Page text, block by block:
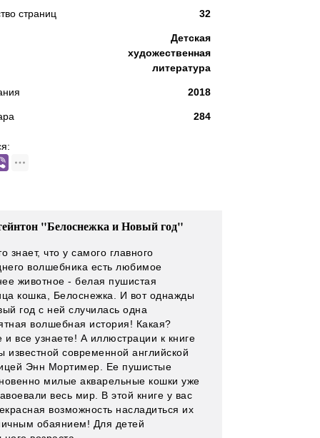
страниц 32
Детская
художественная
литература
2018
284
"Белоснежка и Новый год"
знает, что у самого главного
волшебника есть любимое
животное - белая пушистая
кошка, Белоснежка. И вот однажды
год с ней случилась одна
волшебная история! Какая?
и все узнаете! А иллюстрации к книге
известной современной английской
Энн Мортимер. Ее пушистые
милые акварельные кошки уже
весь мир. В этой книге у вас
возможность насладиться их
обаянием! Для детей